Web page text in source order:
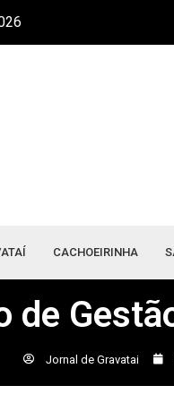
CACHOEIRINHA
de
Jornal de Gravatai